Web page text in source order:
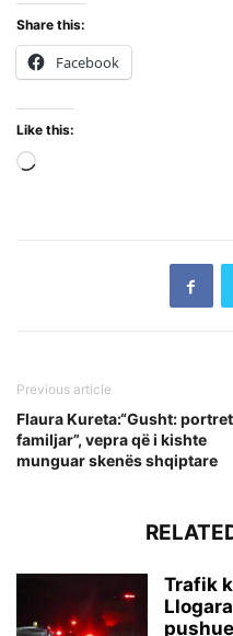
Share this:
Facebook
Like this:
Previous article
Flaura Kureta:“Gusht: portret
familjar”, vepra që i kishte
munguar skenës shqiptare
Trafik